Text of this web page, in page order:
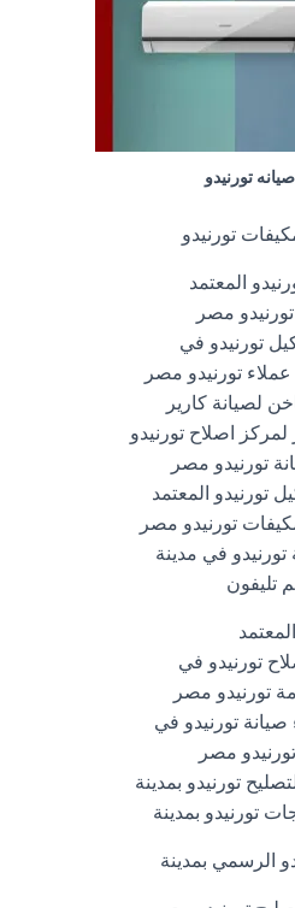
تورنيدو
تورنيدو
المعتمد
مصر
تورنيدو في
تورنيدو مصر
لصيانة كارير
اصلاح تورنيدو
تورنيدو مصر
تورنيدو المعتمد
تورنيدو مصر
تورنيدو في مدينة
تليفون
المعتمد
تورنيدو في
تورنيدو مصر
تورنيدو في
مصر
تورنيدو بمدينة
تورنيدو بمدينة
الرسمي بمدينة